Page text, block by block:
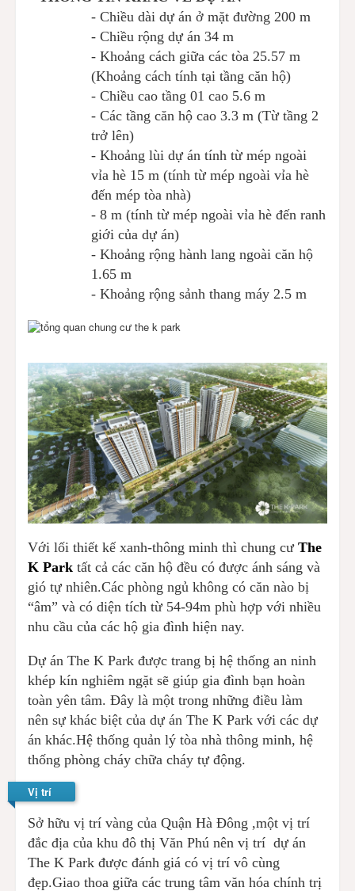
- Chiều dài dự án ở mặt đường 200 m
- Chiều rộng dự án 34 m
- Khoảng cách giữa các tòa 25.57 m
(Khoảng cách tính tại tầng căn hộ)
- Chiều cao tầng 01 cao 5.6 m
- Các tầng căn hộ cao 3.3 m (Từ tầng 2
trở lên)
- Khoảng lùi dự án tính từ mép ngoài
vỉa hè 15 m (tính từ mép ngoài vỉa hè
đến mép tòa nhà)
- 8 m (tính từ mép ngoài vỉa hè đến ranh
giới của dự án)
- Khoảng rộng hành lang ngoài căn hộ
1.65 m
- Khoảng rộng sảnh thang máy 2.5 m
Với lối thiết kế xanh-thông minh thì chung cưThe
K Park tất cả các căn hộ đều có được ánh sáng và
gió tự nhiên.Các phòng ngủ không có căn nào bị
“âm” và có diện tích từ 54-94m phù hợp với nhiều
nhu cầu của các hộ gia đình hiện nay.
Dự án The K Park được trang bị hệ thống an ninh
khép kín nghiêm ngặt sẽ giúp gia đình bạn hoàn
toàn yên tâm. Đây là một trong những điều làm
nên sự khác biệt của dự án The K Park với các dự
án khác.Hệ thống quản lý tòa nhà thông minh, hệ
thống phòng cháy chữa cháy tự động.
Vị trí
Sở hữu vị trí vàng của Quận Hà Đông ,một vị trí
đắc địa của khu đô thị Văn Phú nên vị trí dự án
The K Park được đánh giá có vị trí vô cùng
đẹp.Giao thoa giữa các trung tâm văn hóa chính trị